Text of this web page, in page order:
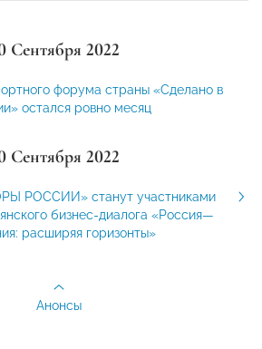
Сентября 2022
форума страны «Сделано в
остался ровно месяц
Сентября 2022
РОССИИ» станут участниками
бизнес-диалога «Россия—
расширяя горизонты»
Анонсы